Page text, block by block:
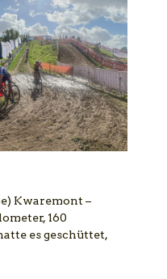
Kwaremont –
160
es geschüttet,